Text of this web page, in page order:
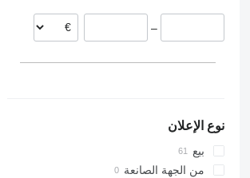
هولندا
اليونان
–
نوع الإعلان
بيع
من الجهة الصانعة